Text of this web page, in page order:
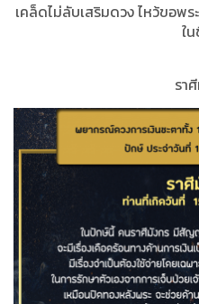
เคล็ดไม่ลับเสริมดวง ไหว้ขอพ
ใ
รา